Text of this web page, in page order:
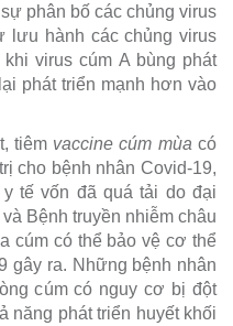
phân bố các chủng virus
lưu hành các chủng virus
virus cúm A bùng phát
phát triển mạnh hơn vào
tiêm vaccine cúm mùa có
cho bệnh nhân Covid-19,
tế vốn đã quá tải do đại
Bệnh truyền nhiễm châu
cúm có thể bảo vệ cơ thể
gây ra. Những bệnh nhân
cúm có nguy cơ bị đột
năng phát triển huyết khối